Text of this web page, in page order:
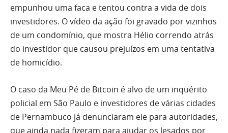
empunhou uma faca e tentou contra a vida de dois
investidores. O vídeo da ação foi gravado por vizinhos
de um condomínio, que mostra Hélio correndo atrás
do investidor que causou prejuízos em uma tentativa
de homicídio.
O caso da Meu Pé de Bitcoin é alvo de um inquérito
policial em São Paulo e investidores de várias cidades
de Pernambuco já denunciaram ele para autoridades,
que ainda nada fizeram para ajudar os lesados por